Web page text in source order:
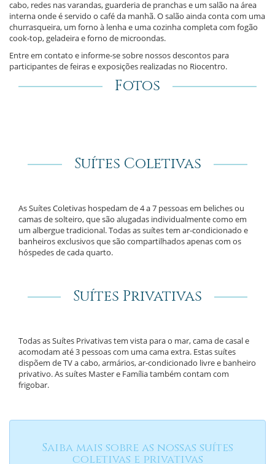
cabo, redes nas varandas, guarderia de pranchas e um salão na área
interna onde é servido o café da manhã. O salão ainda conta com uma
churrasqueira, um forno à lenha e uma cozinha completa com fogão
cook-top, geladeira e forno de microondas.
Entre em contato e informe-se sobre nossos descontos para
participantes de feiras e exposições realizadas no Riocentro.
Fotos
Suítes Coletivas
As Suítes Coletivas hospedam de 4 a 7 pessoas em beliches ou
camas de solteiro, que são alugadas individualmente como em
um albergue tradicional. Todas as suítes tem ar-condicionado e
banheiros exclusivos que são compartilhados apenas com os
hóspedes de cada quarto.
Suítes Privativas
Todas as Suítes Privativas tem vista para o mar, cama de casal e
acomodam até 3 pessoas com uma cama extra. Estas suítes
dispõem de TV a cabo, armários, ar-condicionado livre e banheiro
privativo. As suítes Master e Família também contam com
frigobar.
Saiba mais sobre as nossas suítes
coletivas e privativas